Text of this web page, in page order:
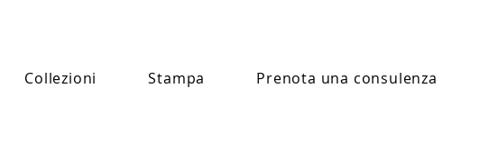
Collezioni Stampa Prenota una consulenza